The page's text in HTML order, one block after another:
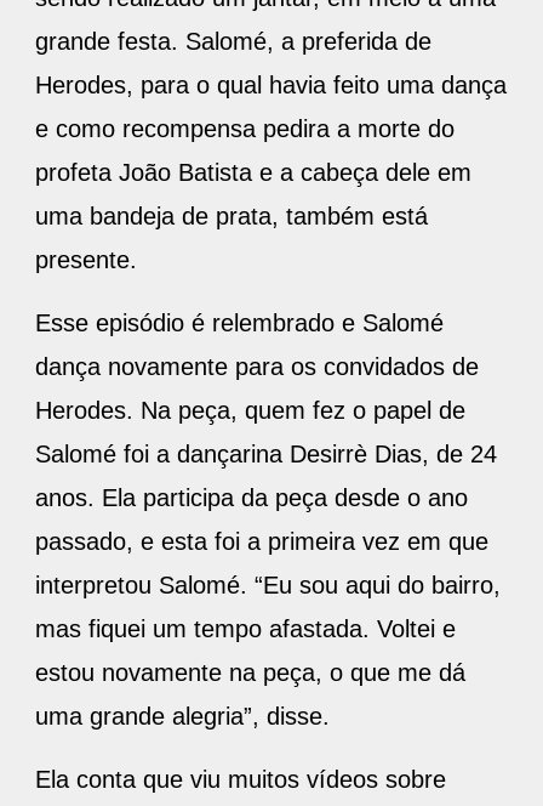
grande festa. Salomé, a preferida de
Herodes, para o qual havia feito uma dança
e como recompensa pedira a morte do
profeta João Batista e a cabeça dele em
uma bandeja de prata, também está
presente.
Esse episódio é relembrado e Salomé
dança novamente para os convidados de
Herodes. Na peça, quem fez o papel de
Salomé foi a dançarina Desirrè Dias, de 24
anos. Ela participa da peça desde o ano
passado, e esta foi a primeira vez em que
interpretou Salomé. “Eu sou aqui do bairro,
mas fiquei um tempo afastada. Voltei e
estou novamente na peça, o que me dá
uma grande alegria”, disse.
Ela conta que viu muitos vídeos sobre